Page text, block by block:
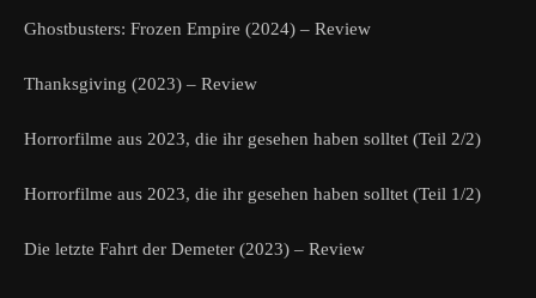
Ghostbusters: Frozen Empire (2024) – Review
Thanksgiving (2023) – Review
Horrorfilme aus 2023, die ihr gesehen haben solltet (Teil 2/2)
Horrorfilme aus 2023, die ihr gesehen haben solltet (Teil 1/2)
Die letzte Fahrt der Demeter (2023) – Review